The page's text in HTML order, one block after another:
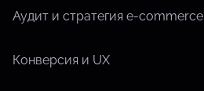
Аудит и стратегия e-commerce
Конверсия и UX